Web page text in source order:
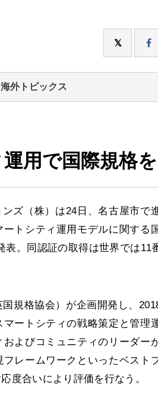
海外トピックス
用で国際規格
ズ（株）は24日、名古屋市で
トシティ運用モデルに関する
表。同認証の取得は世界では11
規格協会）が企画開発し、
ートシティの戦略策定と管理
よびコミュニティのリーダー
レームワークといったベスト
度合いにより評価を行なう。